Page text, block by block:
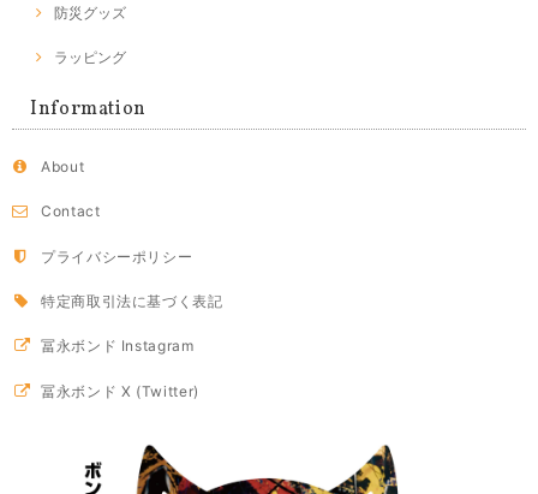
防災グッズ
ラッピング
Information
About
Contact
プライバシーポリシー
特定商取引法に基づく表記
冨永ボンド Instagram
冨永ボンド X (Twitter)